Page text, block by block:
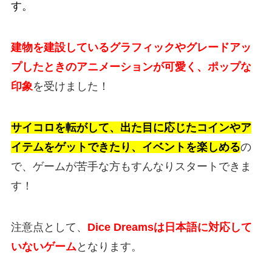
す。
建物を建設しているグラフィックやグレードアッ
プしたときのアニメーションが可愛く、ポップな
印象 を受けました！
サイコロを転がして、出た目に応じたコインやア
イテムをゲットできたり、イベントを楽しめるの
で、ゲームが苦手な方もすんなりスタートできま
す！
注意点として、 Dice Dreamsは日本語に対応して
いないゲーム となります。